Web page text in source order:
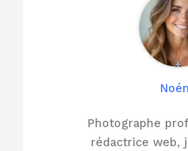
Photographe
rédactrice web,